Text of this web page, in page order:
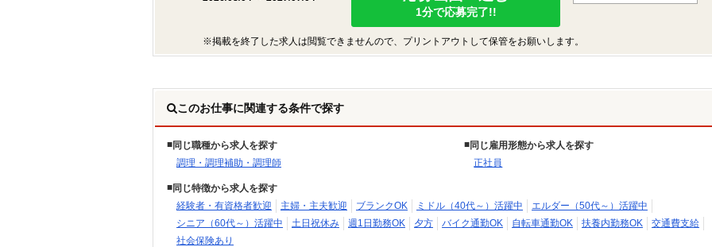
1分で応募完了!!
※掲載を終了した求人は閲覧できませんので、プリントアウトして保管をお願いします。
このお仕事に関連する条件で探す
同じ職種から求人を探す
調理・調理補助・調理師
同じ雇用形態から求人を探す
正社員
同じ特徴から求人を探す
経験者・有資格者歓迎
主婦・主夫歓迎 ブランクOK ミドル（40代～）活躍中
エルダー（50代～）活躍中
シニア（60代～）活躍中
土日祝休み 週1日勤務OK 夕方 バイク通勤OK 自転車通勤OK 扶養内勤務OK
交通費支給
社会保険あり